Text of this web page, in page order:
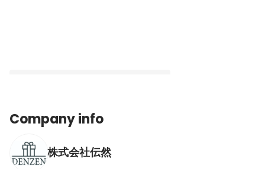
【創業秘話】無人島で出会った"生ごみ処
理機"
Company info
株式会社伝然